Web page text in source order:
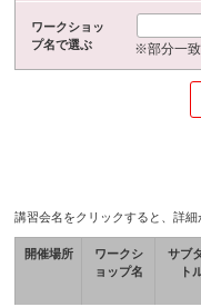
ワークショッ
プ名で選ぶ
※部分一
講習会名をクリックすると、詳
開催場所
ワークシ
ョップ名
サブ
ト